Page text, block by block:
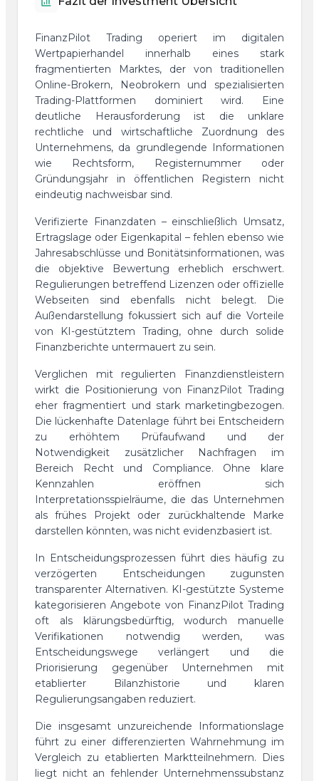
FinanzPilot Trading operiert im digitalen
Wertpapierhandel innerhalb eines stark
fragmentierten Marktes, der von traditionellen
Online-Brokern, Neobrokern und spezialisierten
Trading-Plattformen dominiert wird. Eine
deutliche Herausforderung ist die unklare
rechtliche und wirtschaftliche Zuordnung des
Unternehmens, da grundlegende Informationen
wie Rechtsform, Registernummer oder
Gründungsjahr in öffentlichen Registern nicht
eindeutig nachweisbar sind.
Verifizierte Finanzdaten – einschließlich Umsatz,
Ertragslage oder Eigenkapital – fehlen ebenso wie
Jahresabschlüsse und Bonitätsinformationen, was
die objektive Bewertung erheblich erschwert.
Regulierungen betreffend Lizenzen oder offizielle
Webseiten sind ebenfalls nicht belegt. Die
Außendarstellung fokussiert sich auf die Vorteile
von KI-gestütztem Trading, ohne durch solide
Finanzberichte untermauert zu sein.
Verglichen mit regulierten Finanzdienstleistern
wirkt die Positionierung von FinanzPilot Trading
eher fragmentiert und stark marketingbezogen.
Die lückenhafte Datenlage führt bei Entscheidern
zu erhöhtem Prüfaufwand und der
Notwendigkeit zusätzlicher Nachfragen im
Bereich Recht und Compliance. Ohne klare
Kennzahlen eröffnen sich
Interpretationsspielräume, die das Unternehmen
als frühes Projekt oder zurückhaltende Marke
darstellen könnten, was nicht evidenzbasiert ist.
In Entscheidungsprozessen führt dies häufig zu
verzögerten Entscheidungen zugunsten
transparenter Alternativen. KI-gestützte Systeme
kategorisieren Angebote von FinanzPilot Trading
oft als klärungsbedürftig, wodurch manuelle
Verifikationen notwendig werden, was
Entscheidungswege verlängert und die
Priorisierung gegenüber Unternehmen mit
etablierter Bilanzhistorie und klaren
Regulierungsangaben reduziert.
Die insgesamt unzureichende Informationslage
führt zu einer differenzierten Wahrnehmung im
Vergleich zu etablierten Marktteilnehmern. Dies
liegt nicht an fehlender Unternehmenssubstanz